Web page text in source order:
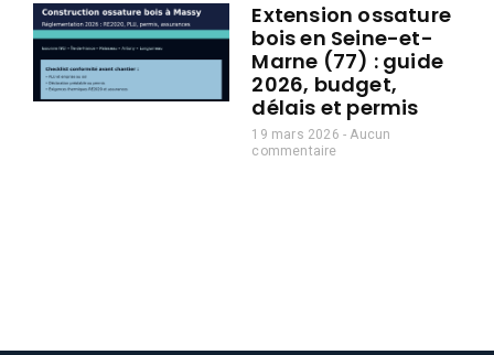
Extension ossature
bois en Seine-et-
Marne (77) : guide
2026, budget,
délais et permis
19 mars 2026 Aucun
commentaire